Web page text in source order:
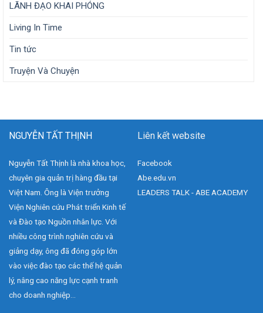
LÃNH ĐẠO KHAI PHÓNG
Living In Time
Tin tức
Truyện Và Chuyện
NGUYỄN TẤT THỊNH
Nguyễn Tất Thịnh là nhà khoa học,
chuyên gia quản trị hàng đầu tại
Việt Nam. Ông là Viện trưởng
Viện Nghiên cứu Phát triển Kinh tế
và Đào tạo Nguồn nhân lực. Với
nhiều công trình nghiên cứu và
giảng dạy, ông đã đóng góp lớn
vào việc đào tạo các thế hệ quản
lý, nâng cao năng lực cạnh tranh
cho doanh nghiệp...
Liên kết website
Facebook
Abe.edu.vn
LEADERS TALK - ABE ACADEMY